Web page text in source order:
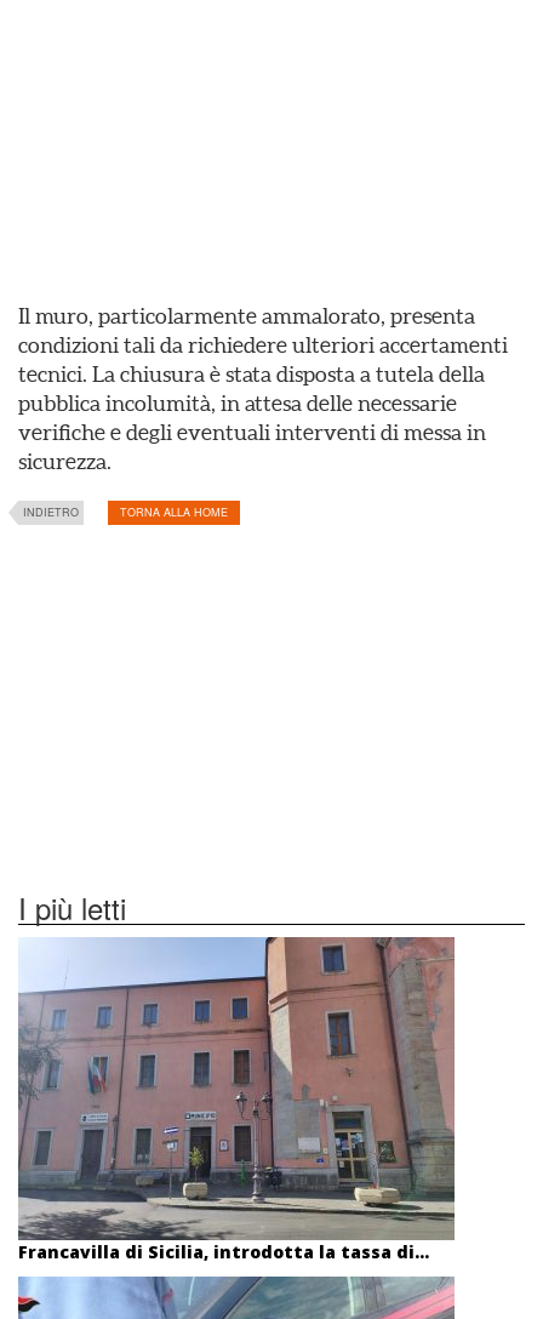
Il muro, particolarmente ammalorato, presenta
condizioni tali da richiedere ulteriori accertamenti
tecnici. La chiusura è stata disposta a tutela della
pubblica incolumità, in attesa delle necessarie
verifiche e degli eventuali interventi di messa in
sicurezza.
INDIETRO TORNA ALLA HOME
I più letti
Francavilla di Sicilia, introdotta la tassa di...